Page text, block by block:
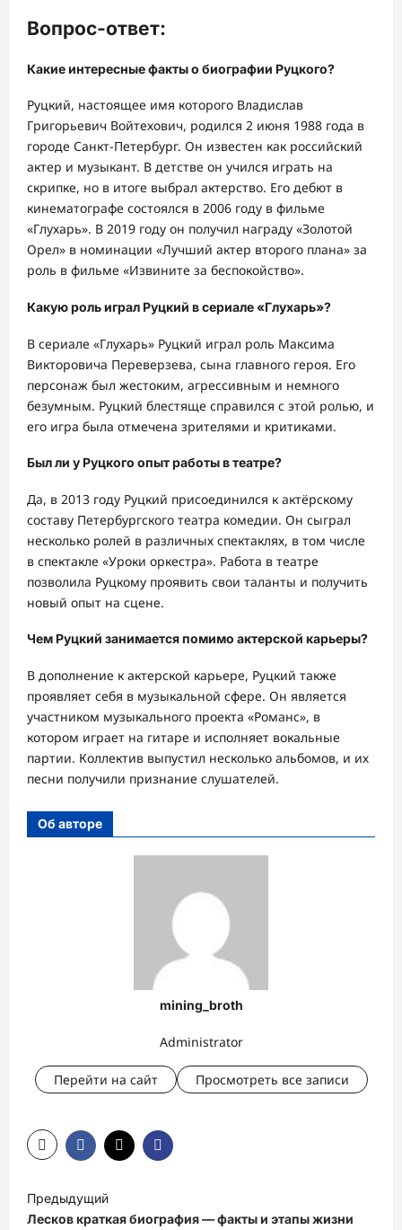
Вопрос-ответ:
Какие интересные факты о биографии Руцкого?
Руцкий, настоящее имя которого Владислав
Григорьевич Войтехович, родился 2 июня 1988 года в
городе Санкт-Петербург. Он известен как российский
актер и музыкант. В детстве он учился играть на
скрипке, но в итоге выбрал актерство. Его дебют в
кинематографе состоялся в 2006 году в фильме
«Глухарь». В 2019 году он получил награду «Золотой
Орел» в номинации «Лучший актер второго плана» за
роль в фильме «Извините за беспокойство».
Какую роль играл Руцкий в сериале «Глухарь»?
В сериале «Глухарь» Руцкий играл роль Максима
Викторовича Переверзева, сына главного героя. Его
персонаж был жестоким, агрессивным и немного
безумным. Руцкий блестяще справился с этой ролью, и
его игра была отмечена зрителями и критиками.
Был ли у Руцкого опыт работы в театре?
Да, в 2013 году Руцкий присоединился к актёрскому
составу Петербургского театра комедии. Он сыграл
несколько ролей в различных спектаклях, в том числе
в спектакле «Уроки оркестра». Работа в театре
позволила Руцкому проявить свои таланты и получить
новый опыт на сцене.
Чем Руцкий занимается помимо актерской карьеры?
В дополнение к актерской карьере, Руцкий также
проявляет себя в музыкальной сфере. Он является
участником музыкального проекта «Романс», в
котором играет на гитаре и исполняет вокальные
партии. Коллектив выпустил несколько альбомов, и их
песни получили признание слушателей.
Об авторе
mining_broth
Administrator
Перейти на сайт Просмотреть все записи
а
Предыдущий
Лесков краткая биография — факты и этапы жизни